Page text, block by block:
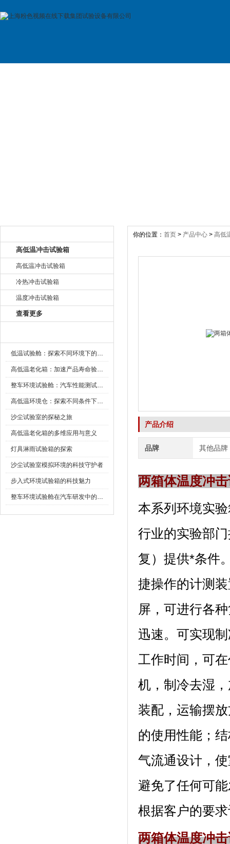
高低温冲击试验箱
高低温冲击试验箱
冷热冲击试验箱
温度冲击试验箱
查看更多
低温试验舱：探索不同环境下的科技边界
高低温老化箱：加速产品寿命验证的可靠伙伴
整车环境试验舱：汽车性能测试的设备
高低温环境仓：探索不同条件下的科学奥秘
沙尘试验室的探秘之旅
高低温老化箱的多维应用与意义
灯具淋雨试验箱的探索
沙尘试验室模拟环境的科技守护者
步入式环境试验箱的科技魅力
整车环境试验舱在汽车研发中的作用
你的位置： 首页 > 产品中心 > 高低
产品介绍
品牌 其他品牌
两箱体温度冲击
本系列环境实验
行业的实验部门
复）提供*条件
捷操作的计测装
屏，可进行各
迅速。可实现
工作时间，
机，制冷去
装配，运输摆
的使用性能；
气流通设计，
避免了任何可能
根据客户的要求订
两箱体温度冲